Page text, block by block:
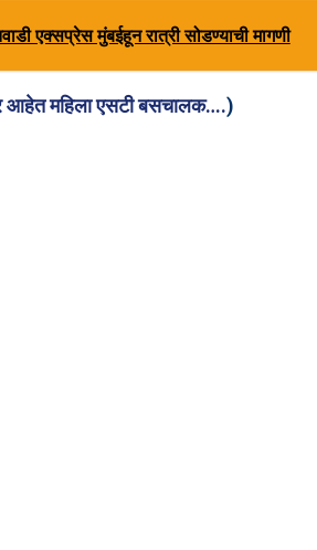
एक्सप्रेस मुंबईहून रात्री सोडण्याची मागणी
आहेत महिला एसटी बसचालक….)